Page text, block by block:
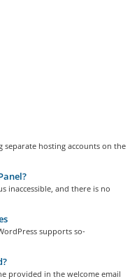
separate hosting accounts on the
inaccessible, and there is no
supports so-
provided in the welcome email